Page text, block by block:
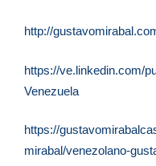
http://
https://ve.linkedin.com/
Venezuela
https://
mirabal/venezolano-